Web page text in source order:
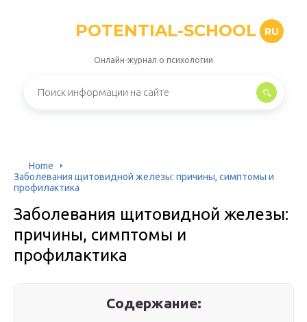
POTENTIAL-SCHOOL RU
Онлайн-журнал о психологии
Home
Заболевания щитовидной железы: причины, симптомы и
профилактика
Заболевания щитовидной железы:
причины, симптомы и
профилактика
Содержание: